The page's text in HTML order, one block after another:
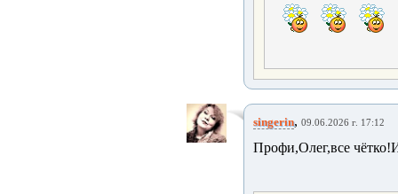
singerin, 09.06.2026 г. 17:12
Профи,Олег,все